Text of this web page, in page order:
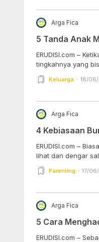
Arga Fica
5 Tanda Anak
ERUDISI.com –
tingkahnya yang
Keluarga 18/
Arga Fica
4 Kebiasaan
ERUDISI.com –
lihat dan dengar
Parenting 17/
Arga Fica
5 Cara
ERUDISI.com –